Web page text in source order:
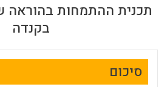
תכנית ההתמחות בהוראה
בקנדה
סיכום